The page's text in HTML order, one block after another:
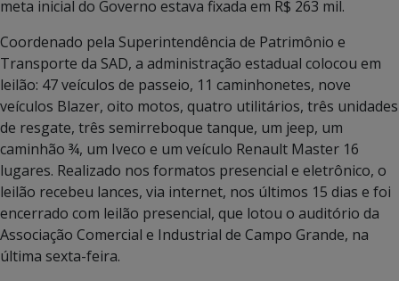
meta inicial do Governo estava fixada em R$ 263 mil.
Coordenado pela Superintendência de Patrimônio e
Transporte da SAD, a administração estadual colocou em
leilão: 47 veículos de passeio, 11 caminhonetes, nove
veículos Blazer, oito motos, quatro utilitários, três unidades
de resgate, três semirreboque tanque, um jeep, um
caminhão ¾, um Iveco e um veículo Renault Master 16
lugares. Realizado nos formatos presencial e eletrônico, o
leilão recebeu lances, via internet, nos últimos 15 dias e foi
encerrado com leilão presencial, que lotou o auditório da
Associação Comercial e Industrial de Campo Grande, na
última sexta-feira.